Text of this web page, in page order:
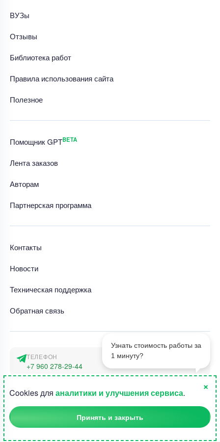
1
Узнать стоимость работы за
1 минуту?
ВУЗы
Отзывы
Библиотека работ
Правила использования сайта
Полезное
Помощник GPTBETA
Лента заказов
Авторам
Партнерская программа
Контакты
Новости
Техническая поддержка
Обратная связь
ТЕЛЕФОН
+7 960 278-29-44
г. Москва, наб. Тараса Шевченко 23а
©2015-2026, Студландия -
Cookies для аналитики и улучшения сервиса.
×
Принять и закрыть